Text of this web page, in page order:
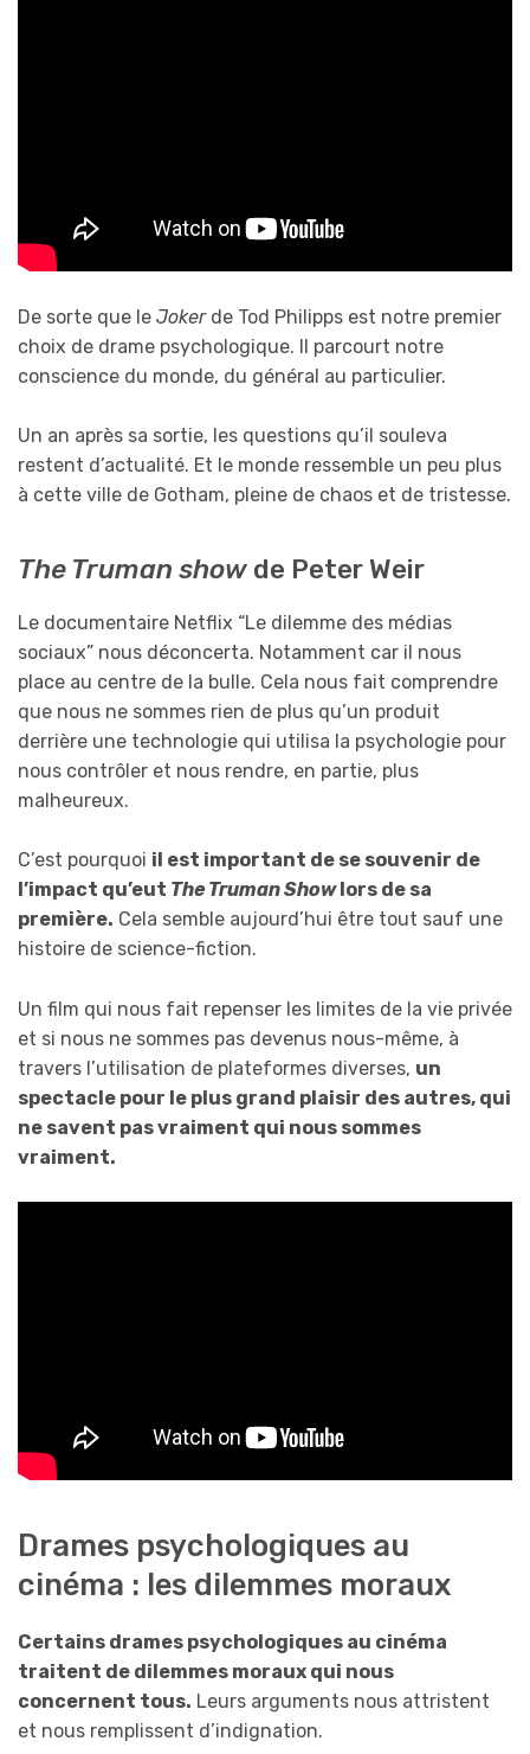
De sorte que le Jokerde Tod Philipps est notre premier
choix de drame psychologique. Il parcourt notre
conscience du monde, du général au particulier.
Un an après sa sortie, les questions qu’il souleva
restent d’actualité. Et le monde ressemble un peu plus
à cette ville de Gotham, pleine de chaos et de tristesse.
The Truman show de Peter Weir
Le documentaire Netflix “Le dilemme des médias
sociaux” nous déconcerta. Notamment car il nous
place au centre de la bulle. Cela nous fait comprendre
que nous ne sommes rien de plus qu’un produit
derrière une technologie qui utilisa la psychologie pour
nous contrôler et nous rendre, en partie, plus
malheureux.
C’est pourquoi il est important de se souvenir de
l’impact qu’eut The Truman Showlors de sa
première. Cela semble aujourd’hui être tout sauf une
histoire de science-fiction.
Un film qui nous fait repenser les limites de la vie privée
et si nous ne sommes pas devenus nous-même, à
travers l’utilisation de plateformes diverses, un
spectacle pour le plus grand plaisir des autres, qui
ne savent pas vraiment qui nous sommes
vraiment.
Drames psychologiques au
cinéma : les dilemmes moraux
Certains drames psychologiques au cinéma
traitent de dilemmes moraux qui nous
concernent tous. Leurs arguments nous attristent
et nous remplissent d’indignation.